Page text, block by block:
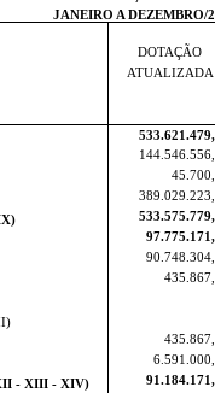
JANEIRO A DEZEMBRO/
DOTAÇÃO
ATUALIZADA
- XIII - XIV)